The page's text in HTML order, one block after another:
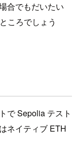
合でもだいたい
ころでしょう
で Sepolia テスト
ネイティブ ETH